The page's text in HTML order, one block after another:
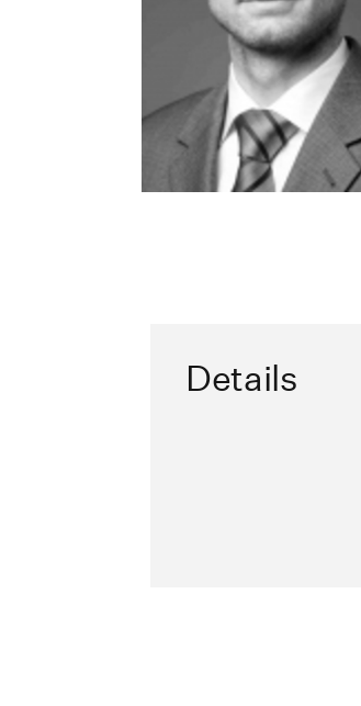
Details